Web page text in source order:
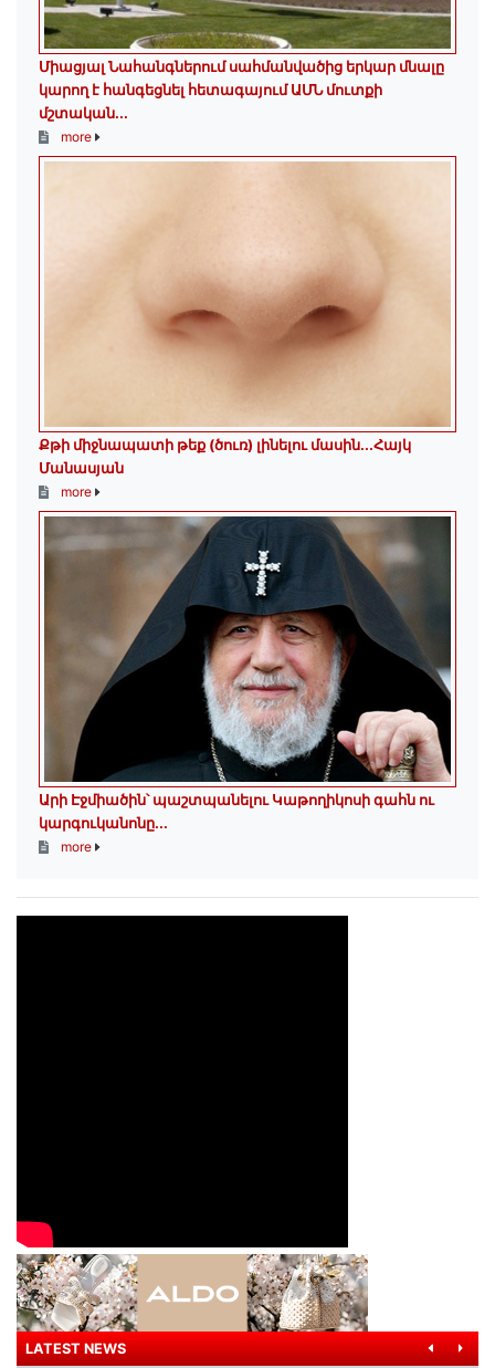
Միացյալ Նահանգներում սահմանվածից երկար մնալը
կարող է հանգեցնել հետագայում ԱՄՆ մուտքի
մշտական...
more
Քթի միջնապատի թեք (ծուռ) լինելու մասին․․․Հայկ
Մանասյան
more
Արի Էջմիածին՝ պաշտպանելու Կաթողիկոսի գահն ու
կարգուկանոնը...
more
LATEST NEWS